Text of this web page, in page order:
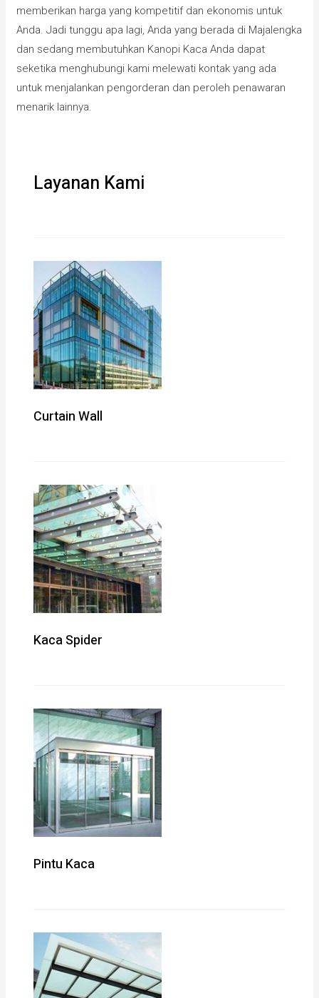
memberikan harga yang kompetitif dan ekonomis untuk
Anda. Jadi tunggu apa lagi, Anda yang berada di Majalengka
dan sedang membutuhkan Kanopi Kaca Anda dapat
seketika menghubungi kami melewati kontak yang ada
untuk menjalankan pengorderan dan peroleh penawaran
menarik lainnya.
Layanan Kami
Curtain Wall
Kaca Spider
Pintu Kaca